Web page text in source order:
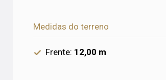
Medidas do terreno
Frente: 12,00 m